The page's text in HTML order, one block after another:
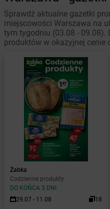
Sprawdź aktualne gazetki
miejscowości Warszawa na
tym tygodniu (03.08 - 09.08).
produktów w okazyjnej cenie
Żabka
Codzienne produkty
DO KOŃCA 3 DNI
29.07 - 11.08
18